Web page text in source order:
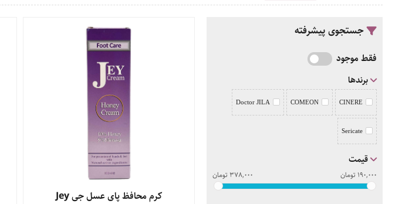
جستجوی پیشرفته
فقط موجود
برندها
CINERE
COMEON
Doctor JILA
Sericate
قیمت
190,000 تومان 378,000 تومان
مشاهده محصول
کرم محافظ پای عسل جی Jey